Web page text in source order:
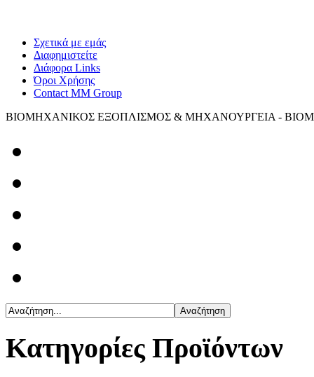
Σχετικά με εμάς
Διαφημιστείτε
Διάφορα Links
Όροι Χρήσης
Contact MM Group
ΒΙΟΜΗΧΑΝΙΚΟΣ ΕΞΟΠΛΙΣΜΟΣ & ΜΗΧΑΝΟΥΡΓΕΙΑ -
Κατηγορίες Προϊόντων